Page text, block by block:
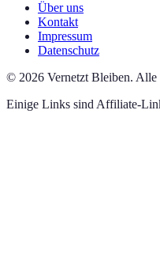
Über uns
Kontakt
Impressum
Datenschutz
© 2026 Vernetzt Bleiben. Alle
Einige Links sind Affiliate-